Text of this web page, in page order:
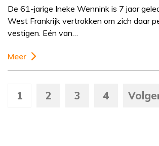
De 61-jarige Ineke Wennink is 7 jaar
West Frankrijk vertrokken om zich daar
vestigen. Eén van…
Meer
1 2 3 4